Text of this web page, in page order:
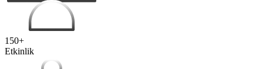
150+
Etkinlik